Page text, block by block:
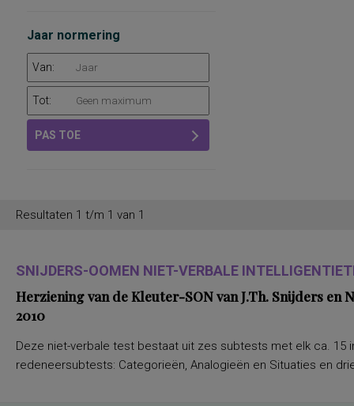
Jaar normering
Van:
Tot:
PAS TOE
Resultaten 1 t/m 1 van 1
SNIJDERS-OOMEN NIET-VERBALE
Herziening van de Kleuter-SON van J.Th. Snijders en
2010
Deze niet-verbale test bestaat uit zes subtests met elk ca. 15
redeneersubtests: Categorieën, Analogieën en Situaties en